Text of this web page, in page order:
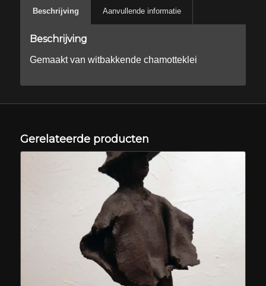
Beschrijving Aanvullende informatie
Beschrijving
Gemaakt van witbakkende chamotteklei
Gerelateerde producten